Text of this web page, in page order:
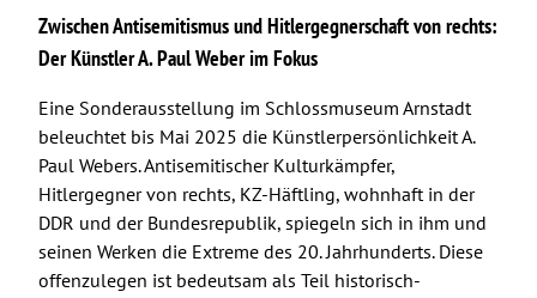
Zwischen Antisemitismus und Hitlergegnerschaft von rechts:
Der Künstler A. Paul Weber im Fokus
Eine Sonderausstellung im Schlossmuseum Arnstadt
beleuchtet bis Mai 2025 die Künstlerpersönlichkeit A.
Paul Webers. Antisemitischer Kulturkämpfer,
Hitlergegner von rechts, KZ-Häftling, wohnhaft in der
DDR und der Bundesrepublik, spiegeln sich in ihm und
seinen Werken die Extreme des 20. Jahrhunderts. Diese
offenzulegen ist bedeutsam als Teil historisch-